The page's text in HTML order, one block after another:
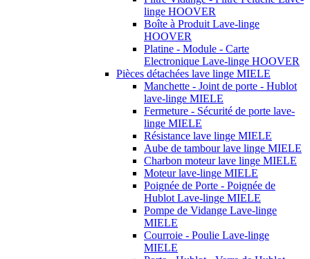
linge HOOVER
Boîte à Produit Lave-linge
HOOVER
Platine - Module - Carte
Electronique Lave-linge HOOVER
Pièces détachées lave linge MIELE
Manchette - Joint de porte - Hublot
lave-linge MIELE
Fermeture - Sécurité de porte lave-
linge MIELE
Résistance lave linge MIELE
Aube de tambour lave linge MIELE
Charbon moteur lave linge MIELE
Moteur lave-linge MIELE
Poignée de Porte - Poignée de
Hublot Lave-linge MIELE
Pompe de Vidange Lave-linge
MIELE
Courroie - Poulie Lave-linge
MIELE